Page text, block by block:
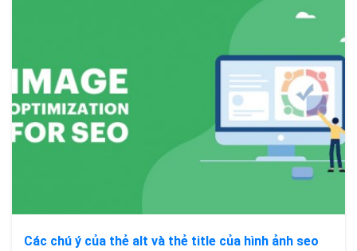
Các chú ý của thẻ alt và thẻ title của hình ảnh seo